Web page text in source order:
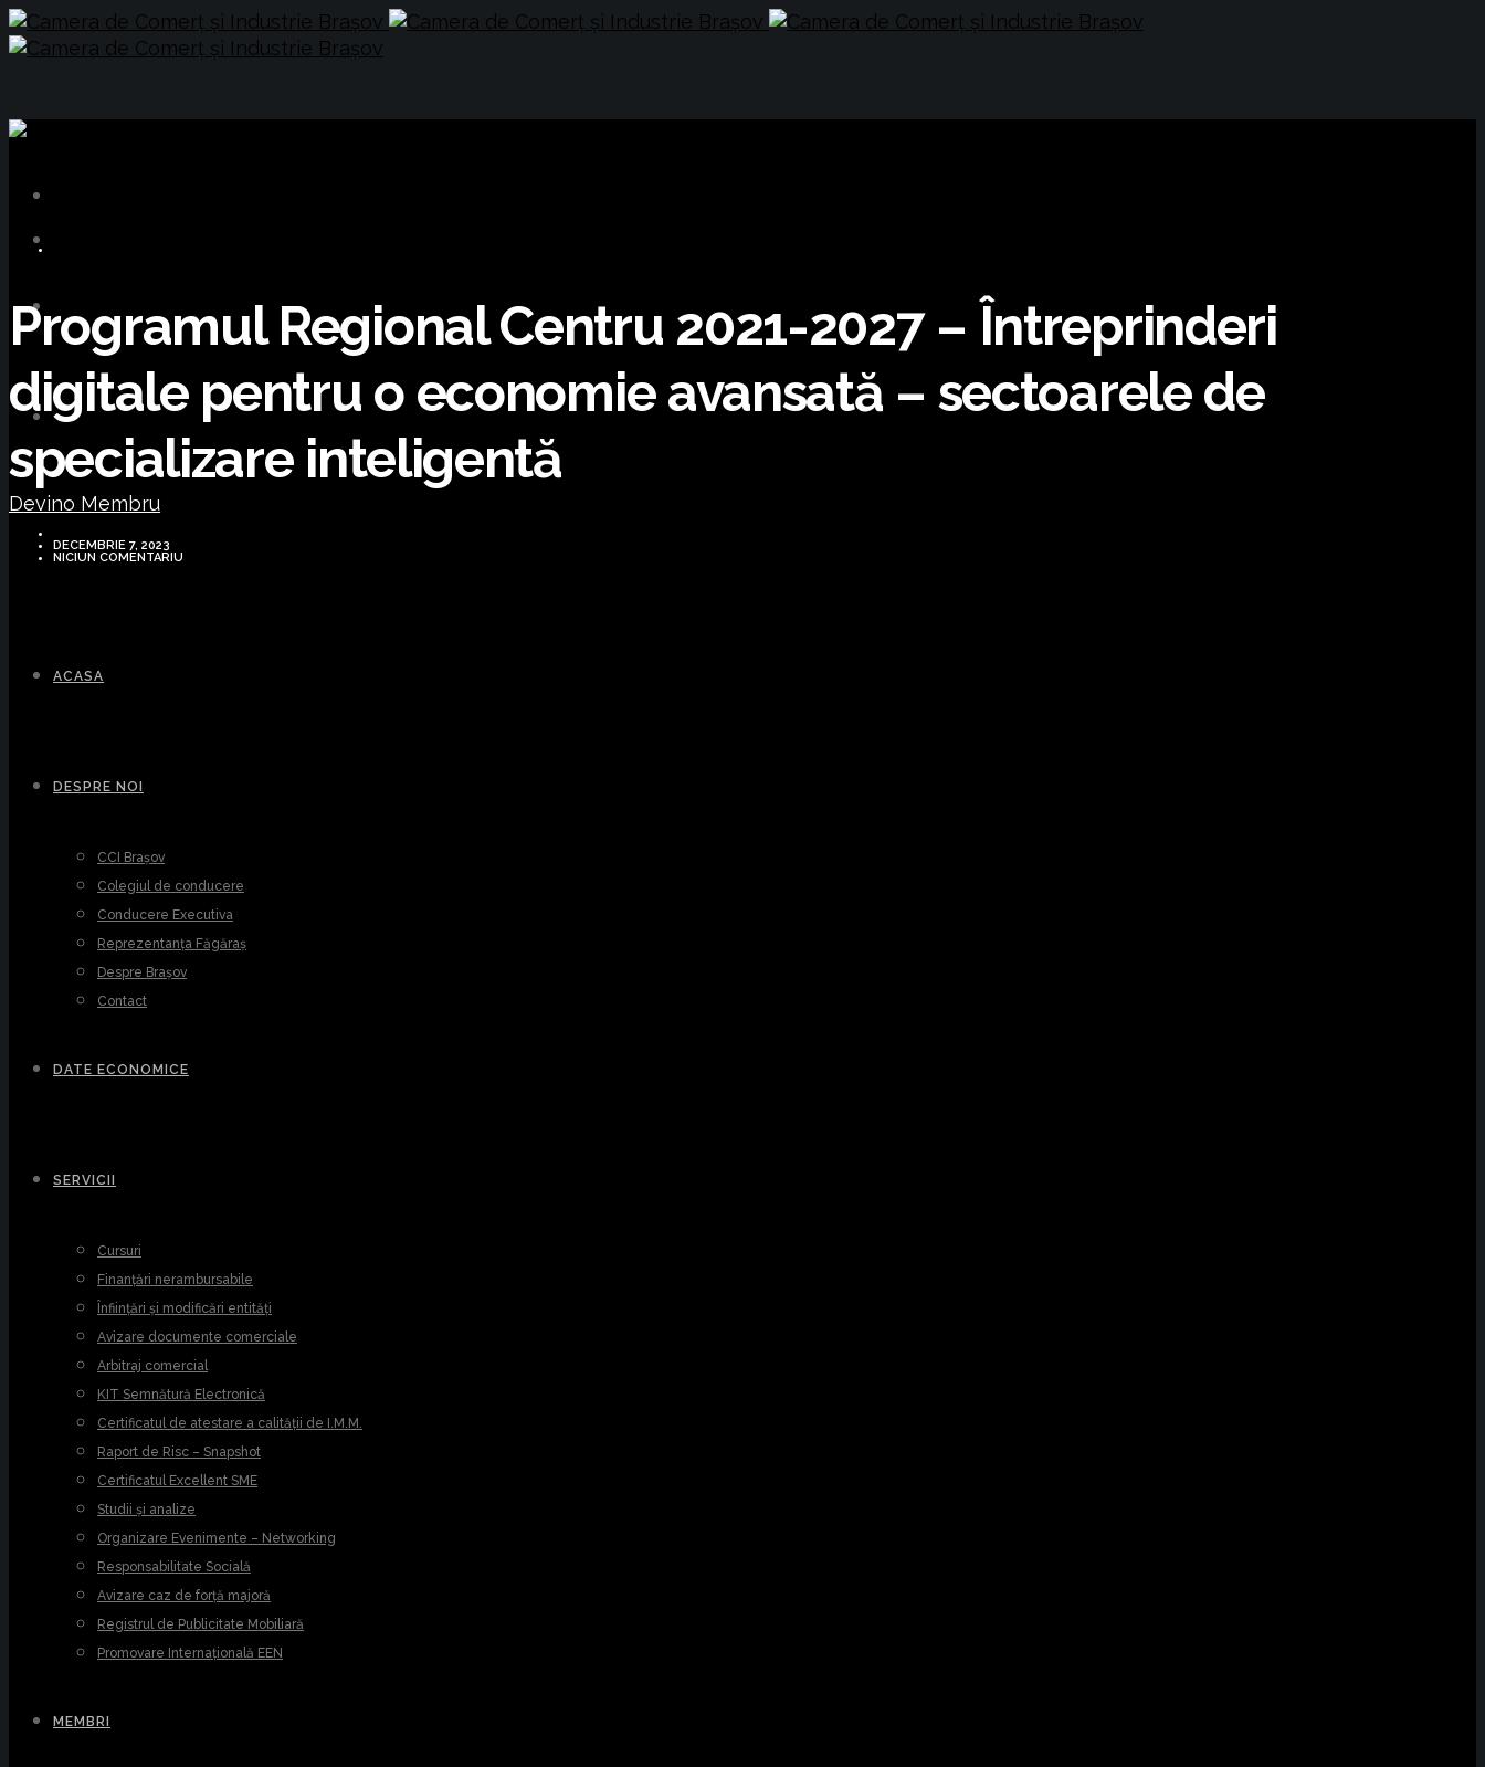
Devino Membru
ACASA
DESPRE NOI
CCI Brașov
Colegiul de conducere
Conducere Executiva
Reprezentanța Făgăraș
Despre Brașov
Contact
DATE ECONOMICE
SERVICII
Cursuri
Finanțări nerambursabile
Înființări și modificări entități
Avizare documente comerciale
Arbitraj comercial
KIT Semnătură Electronică
Certificatul de atestare a calității de I.M.M.
Raport de Risc – Snapshot
Certificatul Excellent SME
Studii și analize
Organizare Evenimente – Networking
Responsabilitate Socială
Avizare caz de forță majoră
Registrul de Publicitate Mobiliară
Promovare Internațională EEN
MEMBRI
Programul Regional Centru 2021-2027 – Întreprinderi
digitale pentru o economie avansată – sectoarele de
specializare inteligentă
DECEMBRIE 7, 2023
NICIUN COMENTARIU